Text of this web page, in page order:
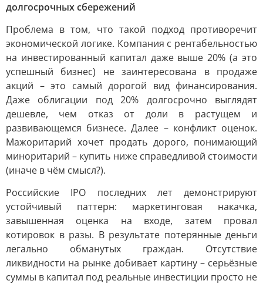
долгосрочных сбережений
Проблема в том, что такой подход противоречит
экономической логике. Компания с рентабельностью
на инвестированный капитал даже выше 20% (а это
успешный бизнес) не заинтересована в продаже
акций – это самый дорогой вид финансирования.
Даже облигации под 20% долгосрочно выглядят
дешевле, чем отказ от доли в растущем и
развивающемся бизнесе. Далее – конфликт оценок.
Мажоритарий хочет продать дорого, понимающий
миноритарий – купить ниже справедливой стоимости
(иначе в чём смысл?).
Российские IPO последних лет демонстрируют
устойчивый паттерн: маркетинговая накачка,
завышенная оценка на входе, затем провал
котировок в разы. В результате потерянные деньги
легально обманутых граждан. Отсутствие
ликвидности на рынке добивает картину – серьёзные
суммы в капитал под реальные инвестиции просто не